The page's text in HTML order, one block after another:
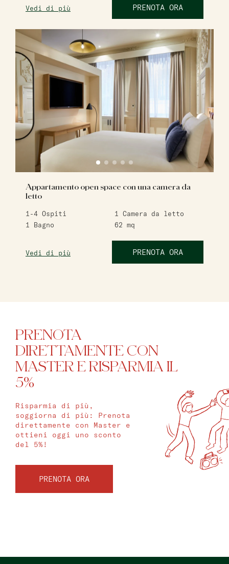
Vedi di più PRENOTA ORA
Appartamento open space con una camera da
letto
1-4 Ospiti 1
Camera da letto
1
Bagno 62 mq
Vedi di più PRENOTA ORA
PRENOTA
DIRETTAMENTE CON
MASTER E RISPARMIA IL
5%
Risparmia di più,
soggiorna di più: Prenota
direttamente con Master e
ottieni oggi uno sconto
del 5%!
PRENOTA ORA